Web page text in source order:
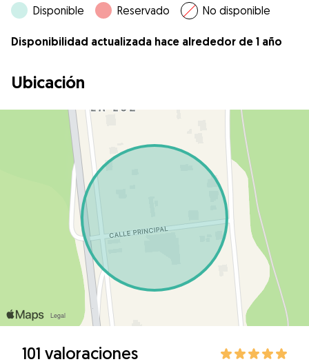
Disponible Reservado No disponible
Disponibilidad actualizada hace alrededor de 1 año
Ubicación
101 valoraciones